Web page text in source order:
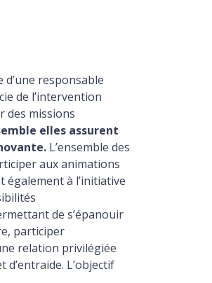
d’une responsable
de l’intervention
des missions
elles assurent
L’ensemble des
aux animations
à l’initiative
de s’épanouir
participer
relation privilégiée
L’objectif